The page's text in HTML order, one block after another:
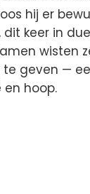
hij er
dit keer in
wisten
te geven —
hoop.